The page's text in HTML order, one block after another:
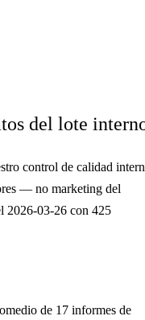
del lote
control de calidad
— no marketing del
2026-03-26 con 425
de 17 informes de